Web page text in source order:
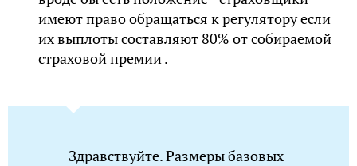
имеют право обращаться к регулятору если
их выплоты составляют 80% от собираемой
страховой премии .
Здравствуйте. Размеры базовых